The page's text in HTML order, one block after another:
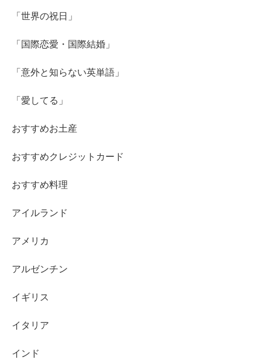
「世界の祝日」
「国際恋愛・国際結婚」
「意外と知らない英単語」
「愛してる」
おすすめお土産
おすすめクレジットカード
おすすめ料理
アイルランド
アメリカ
アルゼンチン
イギリス
イタリア
インド